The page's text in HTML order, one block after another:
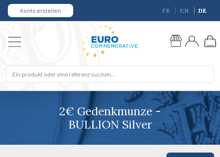
Konto erstellen FR EN DE
2€ Gedenkmunze -
BULLION Silver